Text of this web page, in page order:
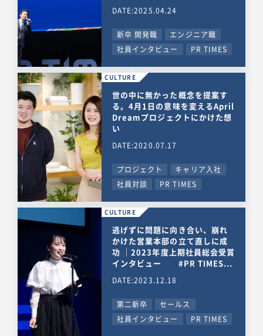
DATE:2025.04.24
新卒 開発職
エンジニア職
社員インタビュー
PR TIMES
CULTURE
世の中に無かった概念を提案す
る。4月1日の意味を変えるApril
Dreamプロジェクトにかけた想
い
DATE:2020.07.17
プロジェクト
キャリア入社
社員対談
PR TIMES
CULTURE
逃げずに問題に向き合い、崩れ
かけた営業本部の立て直しに成
功 ｜2023年度上期社員総会受賞
インタビュー #PR TIMES...
DATE:2023.12.18
第二新卒
セールス
社員インタビュー
PR TIMES